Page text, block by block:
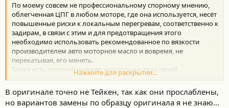
По моему совсем не профессиональному спорному мнению,
облегченная ЦПГ в любом моторе, где она используется, несёт
повышенные риски к локальным перегревам, соответственно к
задирам, в связи с этим и для предотвращения этого
необходимо использовать рекомендованное по вязкости
производителем авто моторное масло и вовремя, не
перекатывая, его менять.
Также есть спорное мнение, что кольца из-за своей
уменьшенной толщины физически не в состоянии убрать все
масло повышенной вязкости со стенок гильзы.
У меня вопрос, а разве в оригинале не Тейкен, что-то другое?
Нажмите для раскрытия...
В оригинале точно не Тейкен, так как они прослаблены,
но вариантов замены по образцу оригинала я не знаю...